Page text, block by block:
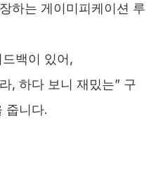
하는 게이미피케이션 루
백이 있어,
, 하다 보니 재밌는” 구
줍니다.